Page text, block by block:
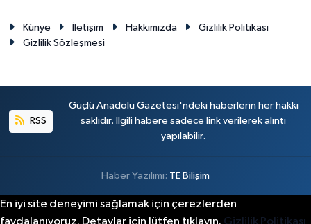
Künye İletişim Hakkımızda
Gizlilik Politikası
Gizlilik Sözleşmesi
RSS
Güçlü Anadolu Gazetesi'ndeki haberlerin her hakkı
saklıdır. İlgili habere sadece link verilerek alıntı
yapılabilir.
Haber Yazılımı: TE Bilişim
En iyi site deneyimi sağlamak için çerezlerden